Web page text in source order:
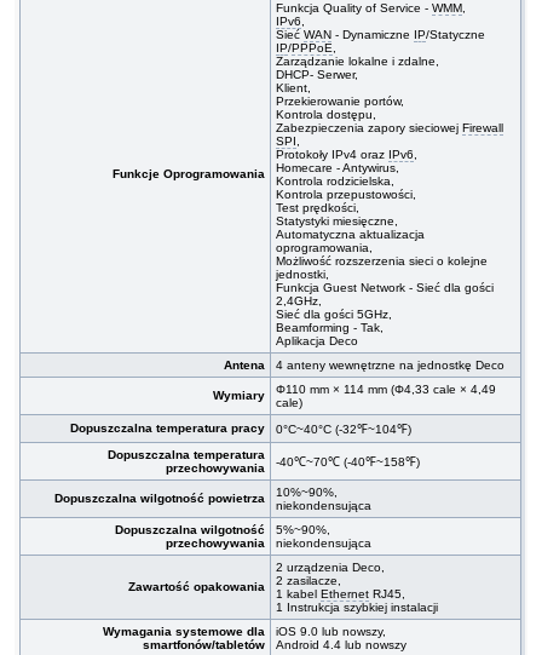
Funkcje Oprogramowania
Funkcja Quality of Service -WMM,
IPv6,
SiećWAN - Dynamiczne IP/Statyczne
IP/PPPoE,
Zarządzanie lokalne i zdalne,
DHCP- Serwer,
Klient,
Przekierowanie portów,
Kontrola dostępu,
Zabezpieczenia zapory sieciowejFirewall
SPI,
Protokoły IPv4 oraz IPv6,
Homecare - Antywirus,
Kontrola rodzicielska,
Kontrola przepustowości,
Test prędkości,
Statystyki miesięczne,
Automatyczna aktualizacja
oprogramowania,
Możliwość rozszerzenia sieci o kolejne
jednostki,
Funkcja Guest Network - Sieć dla gości
2,4GHz,
Sieć dla gości 5GHz,
Beamforming - Tak,
Aplikacja Deco
Antena
4 anteny wewnętrzne na jednostkę Deco
Wymiary
Φ110 mm × 114 mm (Φ4,33 cale × 4,49
cale)
Dopuszczalna temperatura pracy
0°C~40°C (-32℉~104℉)
Dopuszczalna temperatura
przechowywania
-40℃~70℃ (-40℉~158℉)
Dopuszczalna wilgotność powietrza
10%~90%,
niekondensująca
Dopuszczalna wilgotność
przechowywania
5%~90%,
niekondensująca
Zawartość opakowania
2 urządzenia Deco,
2 zasilacze,
1 kabelEthernet RJ45,
1 Instrukcja szybkiej instalacji
Wymagania systemowe dla
smartfonów/tabletów
iOS 9.0 lub nowszy,
Android 4.4 lub nowszy